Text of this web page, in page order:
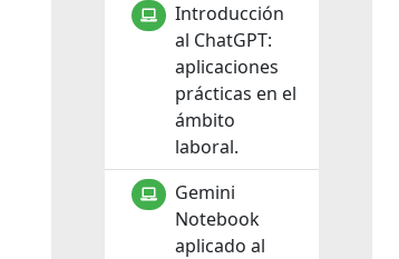
Introducción
al ChatGPT:
aplicaciones
prácticas en el
ámbito
laboral.
Gemini
Notebook
aplicado al